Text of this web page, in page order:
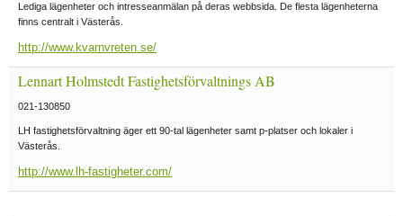
Lediga lägenheter och intresseanmälan på deras webbsida. De flesta lägenheterna
finns centralt i Västerås.
http://www.kvarnvreten.se/
Lennart Holmstedt Fastighetsförvaltnings AB
021-130850
LH fastighetsförvaltning äger ett 90-tal lägenheter samt p-platser och lokaler i
Västerås.
http://www.lh-fastigheter.com/